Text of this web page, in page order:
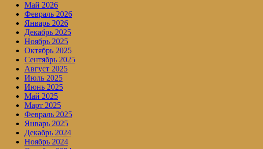
Май 2026
Февраль 2026
Январь 2026
Декабрь 2025
Ноябрь 2025
Октябрь 2025
Сентябрь 2025
Август 2025
Июль 2025
Июнь 2025
Май 2025
Март 2025
Февраль 2025
Январь 2025
Декабрь 2024
Ноябрь 2024